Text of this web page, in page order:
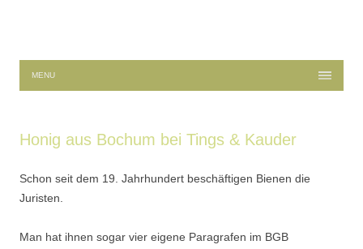
MENU
Honig aus Bochum bei Tings & Kauder
Schon seit dem 19. Jahrhundert beschäftigen Bienen die
Juristen.
Man hat ihnen sogar vier eigene Paragrafen im BGB